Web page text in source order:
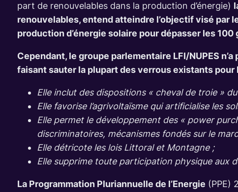
part de renouvelables dans la production d’énergie)
renouvelables, entend atteindre l’objectif visé par
production d’énergie solaire pour dépasser les 100
Cependant, le groupe parlementaire LFI/NUPES
faisant sauter la plupart des verrous existants
Elle inclut des dispositions « cheval de troie »
Elle favorise l’agrivoltaïsme qui artificialise les
Elle permet le développement des « power
discriminatoires, mécanismes fondés sur le
Elle détricote les lois Littoral et Montagne ;
Elle supprime toute participation physique aux
La Programmation Pluriannuelle de l’Energie (PPE)